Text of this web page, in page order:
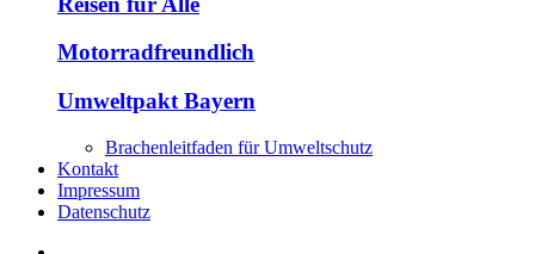
Motorradfreundlich
Umweltpakt Bayern
Brachenleitfaden für Umweltschutz
Kontakt
Impressum
Datenschutz